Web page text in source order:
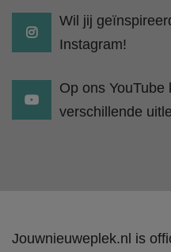
Wil jij
Instagram!
Op ons YouTube
verschillende
Jouwnieuweplek.nl is